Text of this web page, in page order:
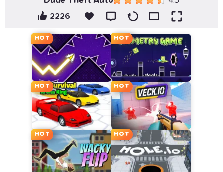
2226
HOT HOT
HOT HOT
HOT HOT